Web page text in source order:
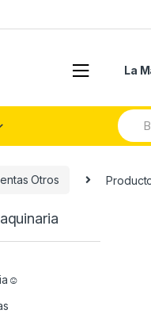
La
Search
for:
Otros